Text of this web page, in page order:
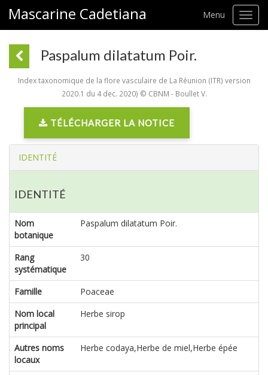
Mascarine Cadetiana Menu
Paspalum dilatatum Poir.
Index taxonomique de la flore vasculaire de La Réunion (ITR) version
2020.1 du 4 dec. 2020) © CBNM - Boullet V.
TÉLÉCHARGER LA NOTICE
IDENTITÉ
IDENTITÉ
Nom
botanique
Paspalum dilatatum Poir.
Rang
systématique
30
Famille
Poaceae
Nom local
principal
Herbe sirop
Autres noms
locaux
Herbe codaya,Herbe de miel,Herbe épée